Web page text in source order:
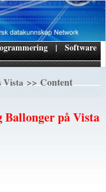
| Software
Vista>> Content
Ballonger på Vista